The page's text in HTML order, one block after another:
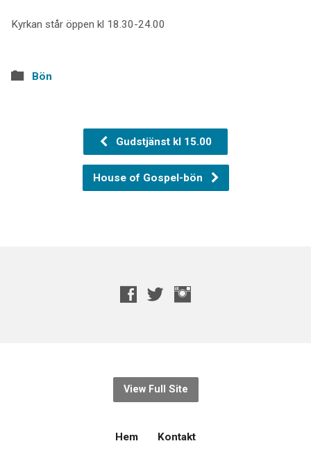
Kyrkan står öppen kl 18.30-24.00
Bön
Gudstjänst kl 15.00
House of Gospel-bön
View Full Site
Hem Kontakt